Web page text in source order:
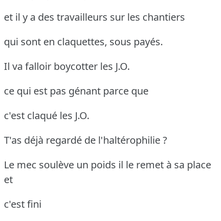
et il y a des travailleurs sur les chantiers
qui sont en claquettes, sous payés.
Il va falloir boycotter les J.O.
ce qui est pas génant parce que
c'est claqué les J.O.
T'as déjà regardé de l'haltérophilie ?
Le mec soulève un poids il le remet à sa place
et
c'est fini